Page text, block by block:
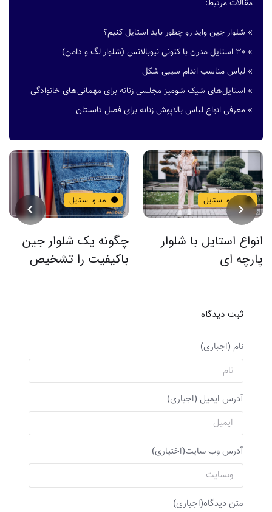
مقالات مرتبط:
» شلوار جین واید رو چطور باید استایل کنیم؟
» 30 استایل مدرن با کتونی نیوبالانس (شلوار لگ و دامن)
» لباس مناسب اندام سیبی شکل
» استایل‌های شیک شومیز مجلسی زنانه برای مهمانی‌های خانوادگی
» معرفی انواع لباس بالاپوش زنانه برای فصل تابستان
مد و استایل
انواع استایل با شلوار
پارچه ای
مد و استایل
چگونه یک شلوار جین
باکیفیت را تشخیص
ثبت دیدگاه
نام (اجباری)
آدرس ایمیل (اجباری)
آدرس وب سایت(اختیاری)
متن دیدگاه(اجباری)